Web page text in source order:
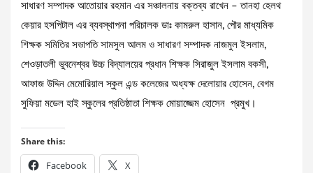
সাধারণ সম্পাদক আতোয়ার রহমান এর সঞ্চালনায় বক্তব্য রাখেন – তানহা হেলথ
কেয়ার হসপিটাল এর ব্যবস্থাপনা পরিচালক ডাঃ কামরুল হাসান, পৌর মাধ্যমিক
শিক্ষক সমিতির সভাপতি সামসুল আলম ও সাধারণ সম্পাদক নাজমুল ইসলাম,
শেওড়াতলী ভুবনেশ্বর উচ্চ বিদ্যালয়ের প্রধান শিক্ষক সিরাজুল ইসলাম বকসী,
আফাজ উদ্দিন মেমোরিয়াল স্কুল এন্ড কলেজের অধ্যক্ষ দেলোয়ার হোসেন, বেগম
সুফিয়া মডেল হাই স্কুলের প্রতিষ্ঠাতা শিক্ষক মোয়াজ্জেম হোসেন প্রমুখ।
Share this:
Facebook X